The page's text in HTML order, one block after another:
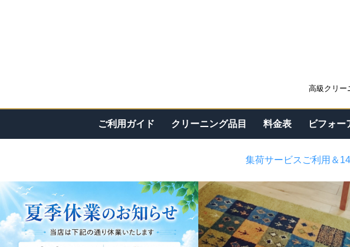
高級クリー
ご利用ガイド クリーニング品目 料金表 ビフォー
集荷サービスご利用＆